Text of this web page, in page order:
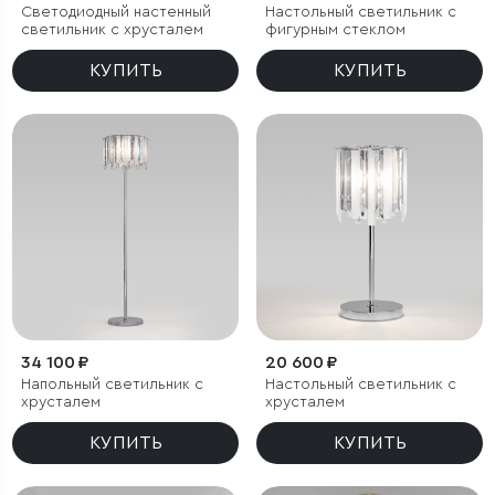
Светодиодный настенный
светильник с хрусталем
КУПИТЬ
Настольный светильник с
фигурным стеклом
КУПИТЬ
34 100 ₽
Напольный светильник с
хрусталем
КУПИТЬ
20 600 ₽
Настольный светильник с
хрусталем
КУПИТЬ